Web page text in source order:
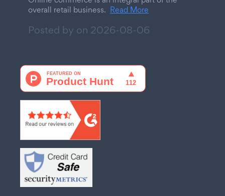
overall retail business. Read More
Posted by on 2026-08-06